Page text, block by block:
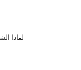
لماذا